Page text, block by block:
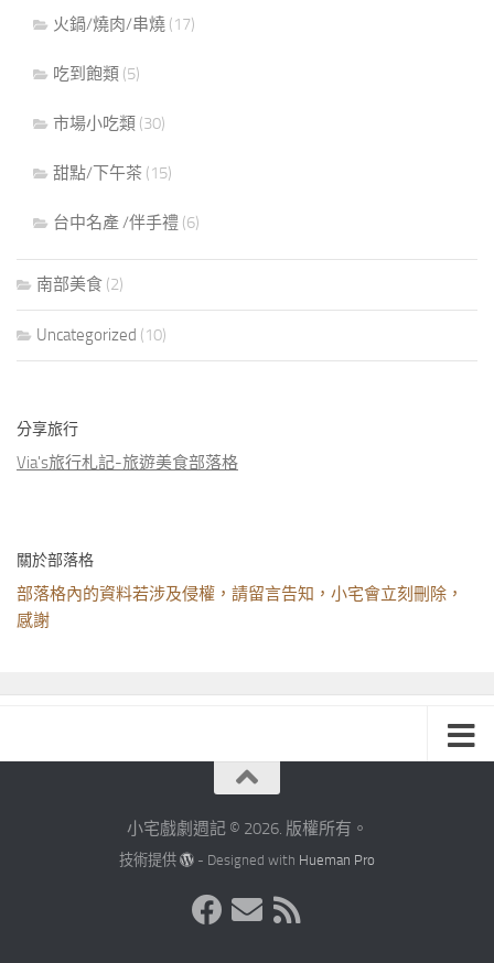
火鍋/燒肉/串燒 (17)
吃到飽類 (5)
市場小吃類 (30)
甜點/下午茶 (15)
台中名產 /伴手禮 (6)
南部美食 (2)
Uncategorized (10)
分享旅行
Via's旅行札記-旅遊美食部落格
關於部落格
部落格內的資料若涉及侵權，請留言告知，小宅會立刻刪除，
感謝
小宅戲劇週記 © 2026. 版權所有。
技術提供 - Designed with Hueman Pro